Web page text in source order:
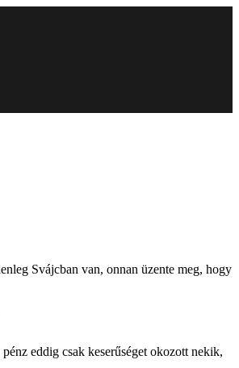
Svájcban van, onnan üzente meg, hogy
eddig csak keserűséget okozott nekik,